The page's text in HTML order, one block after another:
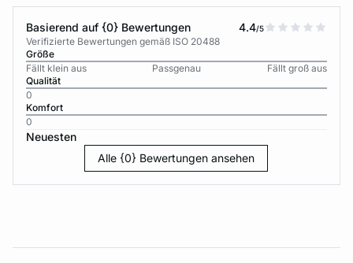
Basierend auf {0} Bewertungen 4.4/5
Verifizierte Bewertungen gemäß ISO 20488
Größe
Fällt klein aus
Passgenau
Fällt groß aus
Qualität
0
Komfort
0
Neuesten
Alle {0} Bewertungen ansehen